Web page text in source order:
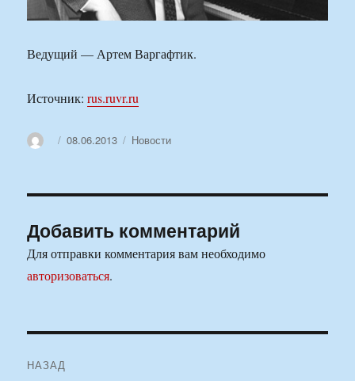
Ведущий — Артем Варгафтик.
Источник:rus.ruvr.ru
АвторОпубликовано
08.06.2013 Рубрики
Новости
Добавить комментарий
Для отправки комментария вам необходимо
авторизоваться.
НАЗАД